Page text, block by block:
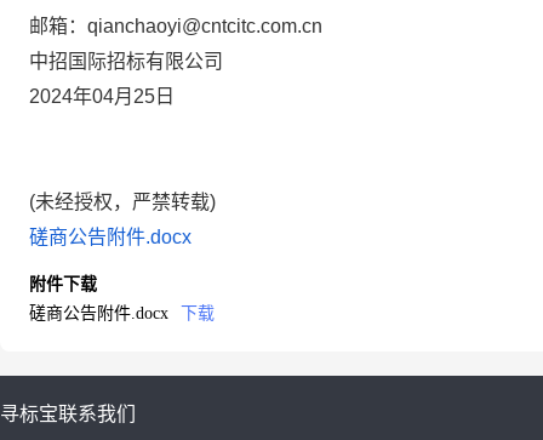
邮箱：qianchaoyi@cntcitc.com.cn
中招国际招标有限公司
2024年04月25日
(未经授权，严禁转载)
磋商公告附件.docx
附件下载
磋商公告附件.docx
下载
寻标宝联系我们